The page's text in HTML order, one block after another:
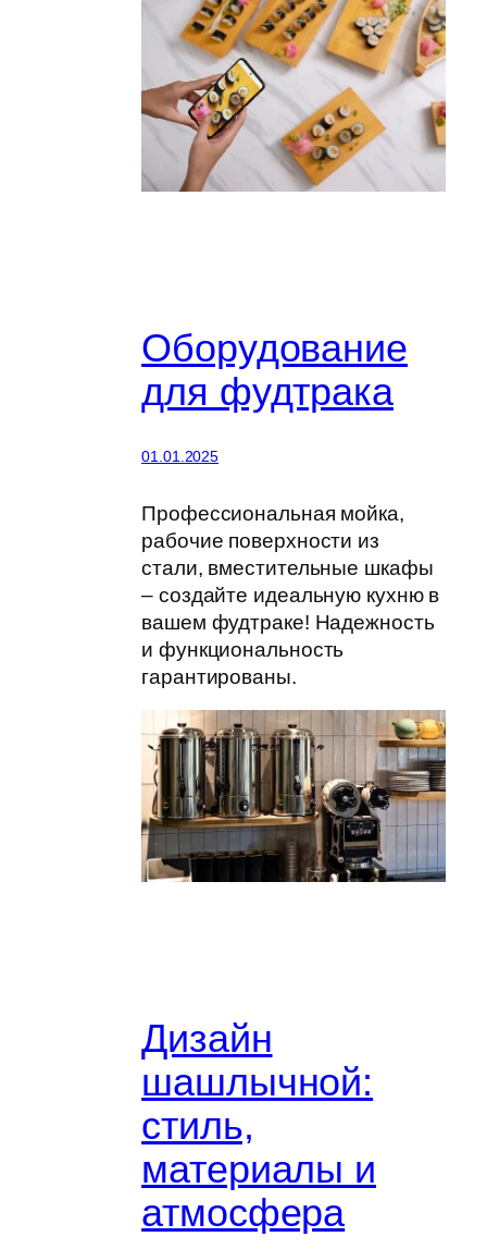
Оборудование
для фудтрака
01.01.2025
Профессиональная мойка,
рабочие поверхности из
стали, вместительные шкафы
– создайте идеальную кухню в
вашем фудтраке! Надежность
и функциональность
гарантированы.
Дизайн
шашлычной:
стиль,
материалы и
атмосфера